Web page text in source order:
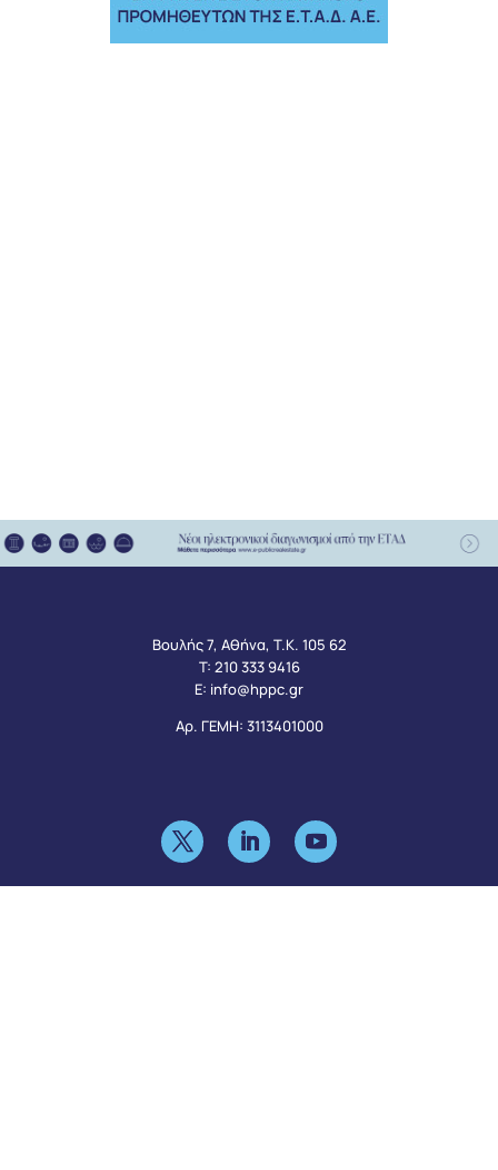
Βουλής 7, Αθήνα, Τ.Κ. 105 62
Τ: 210 333 9416
Ε: info@hppc.gr
Αρ. ΓΕΜΗ: 3113401000